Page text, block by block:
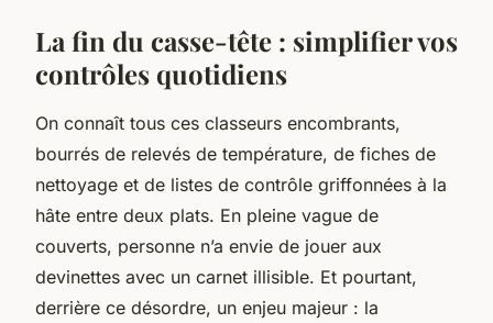
La fin du casse-tête : simplifier vos
contrôles quotidiens
On connaît tous ces classeurs encombrants,
bourrés de relevés de température, de fiches de
nettoyage et de listes de contrôle griffonnées à la
hâte entre deux plats. En pleine vague de
couverts, personne n’a envie de jouer aux
devinettes avec un carnet illisible. Et pourtant,
derrière ce désordre, un enjeu majeur : la